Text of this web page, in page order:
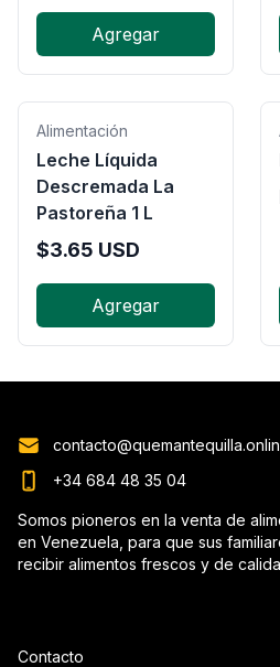
Agregar
Alimentación
Leche Líquida
Descremada La
Pastoreña 1 L
$3.65 USD
Agregar
Contacto
+34 684 48 35 04
Somos pioneros en la venta de
en Venezuela, para que sus
recibir alimentos frescos y de